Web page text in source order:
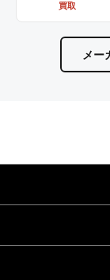
買取
メー